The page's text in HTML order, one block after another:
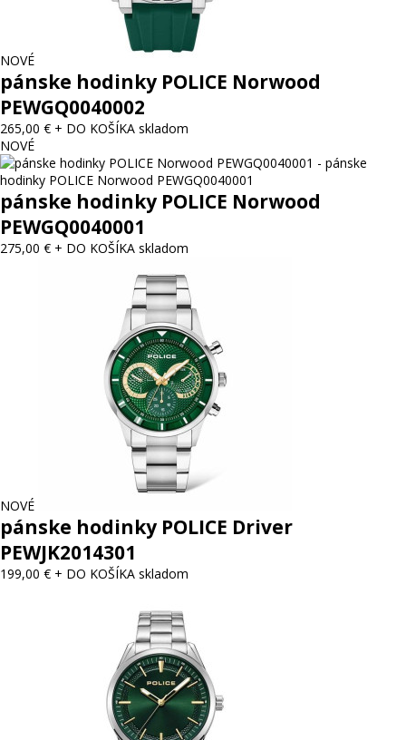
NOVÉ
pánske hodinky POLICE Norwood
PEWGQ0040002
265,00 € + DO KOŠÍKA skladom
NOVÉ
pánske hodinky POLICE Norwood
PEWGQ0040001
275,00 € + DO KOŠÍKA skladom
NOVÉ
pánske hodinky POLICE Driver
PEWJK2014301
199,00 € + DO KOŠÍKA skladom